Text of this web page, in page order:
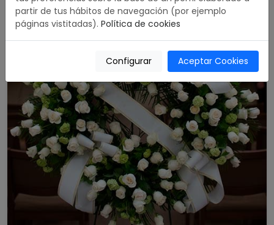
partir de tus hábitos de navegación (por ejemplo
páginas vistitadas). Política de cookies
Configurar Aceptar Cookies